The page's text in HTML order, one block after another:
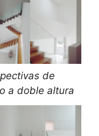
de
a doble altura